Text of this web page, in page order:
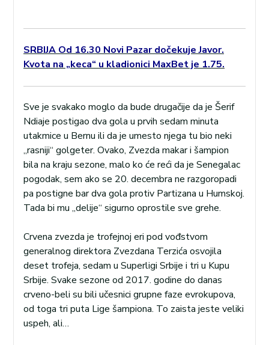
SRBIJA Od 16.30 Novi Pazar dočekuje Javor.
Kvota na „keca“ u kladionici MaxBet je 1.75.
Sve je svakako moglo da bude drugačije da je Šerif
Ndiaje postigao dva gola u prvih sedam minuta
utakmice u Bernu ili da je umesto njega tu bio neki
„rasniji“ golgeter. Ovako, Zvezda makar i šampion
bila na kraju sezone, malo ko će reći da je Senegalac
pogodak, sem ako se 20. decembra ne razgoropadi
pa postigne bar dva gola protiv Partizana u Humskoj.
Tada bi mu „delije“ sigurno oprostile sve grehe.
Crvena zvezda je trofejnoj eri pod vođstvom
generalnog direktora Zvezdana Terzića osvojila
deset trofeja, sedam u Superligi Srbije i tri u Kupu
Srbije. Svake sezone od 2017. godine do danas
crveno-beli su bili učesnici grupne faze evrokupova,
od toga tri puta Lige šampiona. To zaista jeste veliki
uspeh, ali…